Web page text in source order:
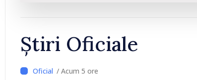
Știri Oficiale
/ Acum 5 ore